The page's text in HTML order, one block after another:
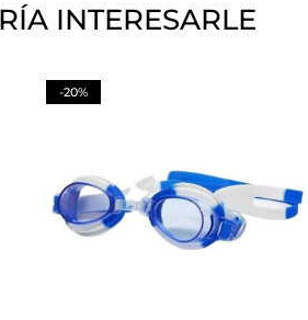
INTERESARLE
-20%